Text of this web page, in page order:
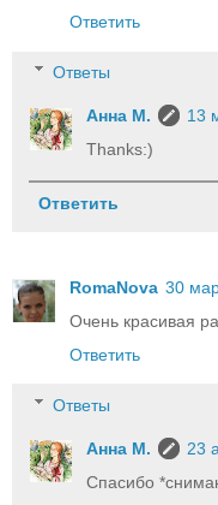
Ответить
Ответы
Анна М.
13
Thanks:)
Ответить
RomaNova 30
Очень красивая
Ответить
Ответы
Анна М.
23
Спасибо